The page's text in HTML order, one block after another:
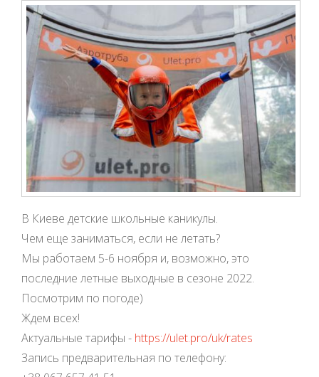
В Киеве детские школьные каникулы.
Чем еще заниматься, если не летать?
Мы работаем 5-6 ноября и, возможно, это
последние летные выходные в сезоне 2022.
Посмотрим по погоде)
Ждем всех!
Актуальные тарифы - https://ulet.pro/uk/rates
Запись предварительная по телефону: